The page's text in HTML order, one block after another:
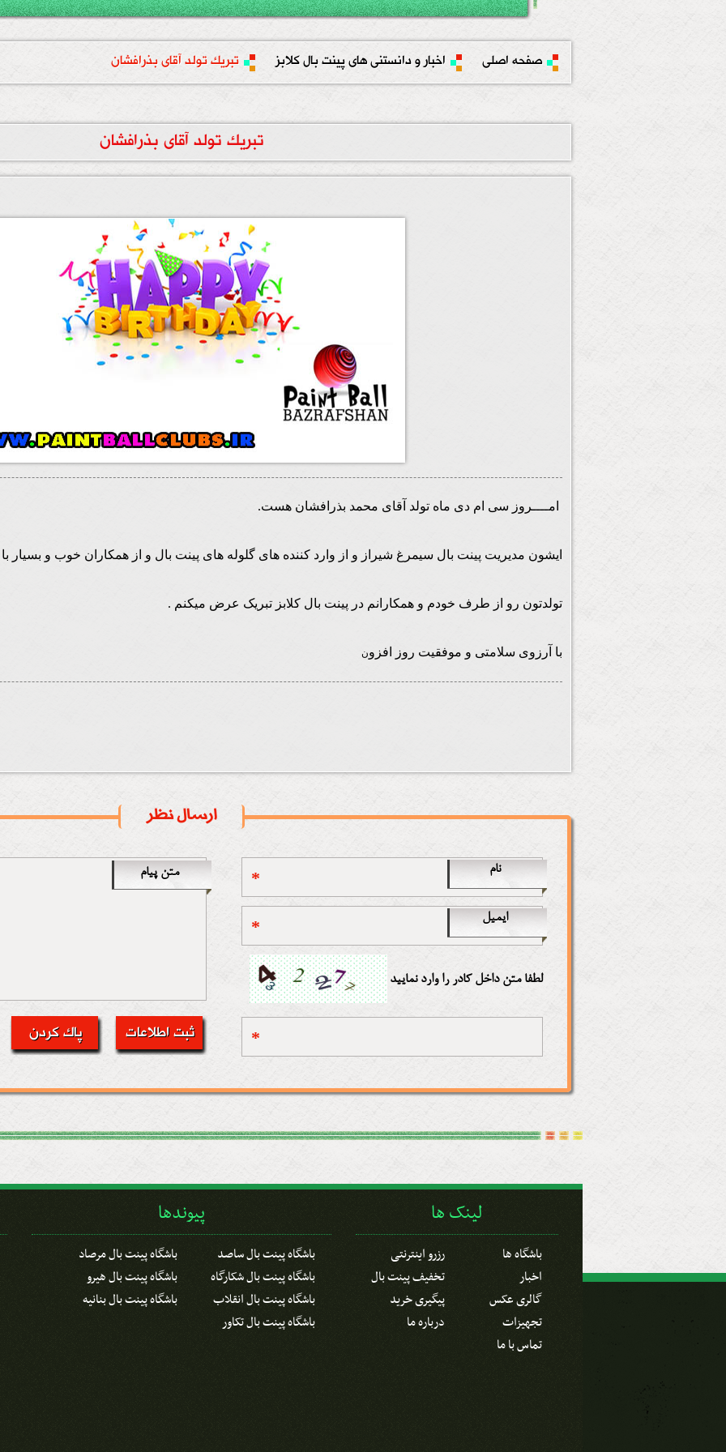
صفحه اصلی اخبار و دانستنی های پینت بال کلابز تبریک تولد آقای بذرافشان
تبریک تولد آقای بذرافشان
امــــروز سی ام دی ماه تولد آقای محمد بذرافشان هست.
ایشون مدیریت پینت بال سیمرغ شیراز و از وارد کننده های گلوله های پینت بال و از همکاران خوب و بسیار
تولدتون رو از طرف خودم و همکارانم در پینت بال کلابز تبریک عرض میکنم .
با آرزوی سلامتی و موفقیت روز افزون
ارسال نظر
نام *
ایمیل *
لطفا متن داخل کادر را وارد نمایید
*
متن پیام
لینک ها
باشگاه ها
رزرو اینترنتی
اخبار
تخفیف پینت بال
گالری عکس
پیگیری خرید
تجهیزات
درباره ما
تماس با ما
پیوندها
باشگاه پینت بال ساصد
باشگاه پینت بال مرصاد
باشگاه پینت بال شکارگاه
باشگاه پینت بال هیرو
باشگاه پینت بال انقلاب
باشگاه پینت بال بنانیه
باشگاه پینت بال تکاور